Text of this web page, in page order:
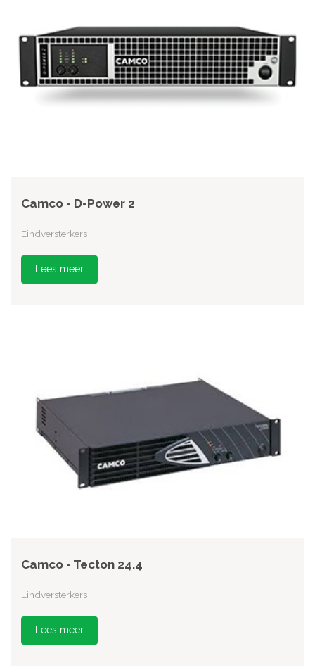
Camco - D-Power 2
Eindversterkers
Lees meer
Camco - Tecton 24.4
Eindversterkers
Lees meer